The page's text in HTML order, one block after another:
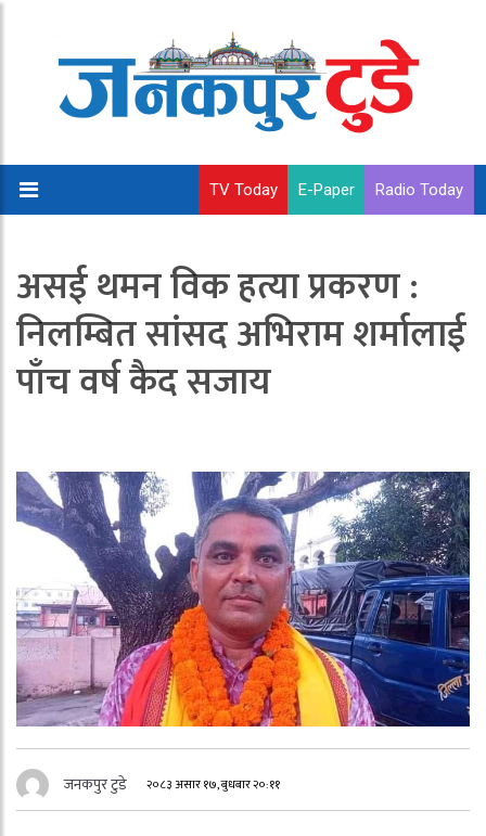
TV Today E-Paper Radio Today
असई थमन विक हत्या प्रकरण :
निलम्बित सांसद अभिराम शर्मालाई
पाँच वर्ष कैद सजाय
जनकपुर टुडे २०८३ असार १७, बुधबार २०:११